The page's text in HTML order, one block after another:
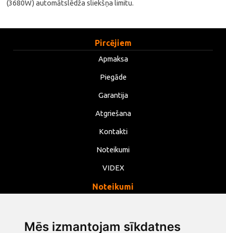
Mēs izmantojam sīkdatnes
(3680W) automātslēdža sliekšņa limitu.
Pircējiem
Apmaksa
Piegāde
Garantija
Atgriešana
Kontakti
Noteikumi
VIDEX
Noteikumi
Noteikumi